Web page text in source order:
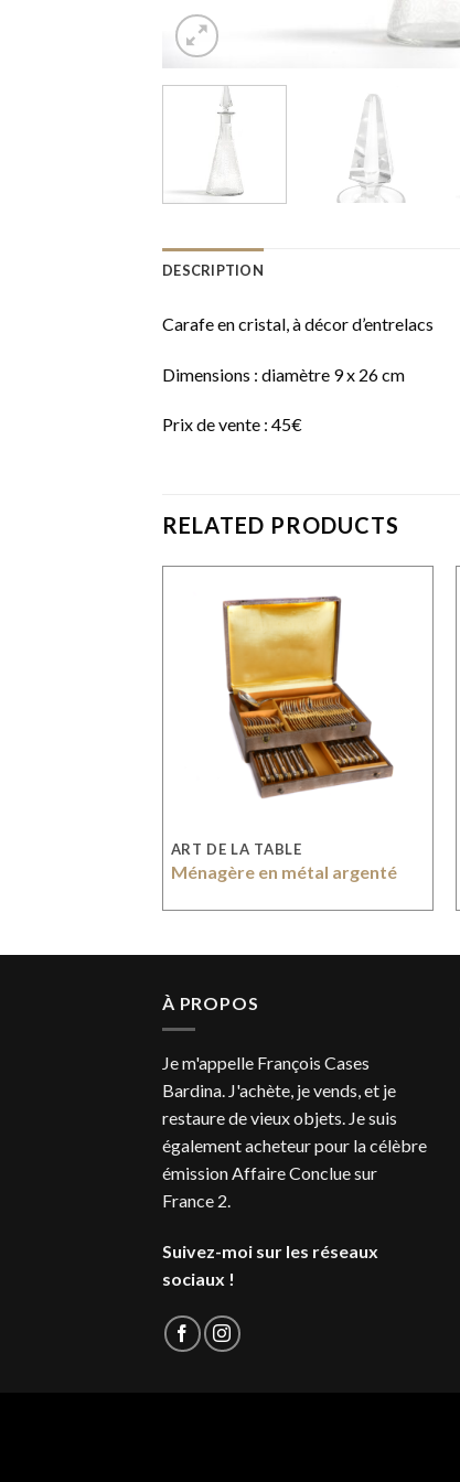
DESCRIPTION
Carafe en cristal, à décor d’entrelacs
Dimensions : diamètre 9 x 26 cm
Prix de vente : 45€
RELATED PRODUCTS
ART DE LA TABLE
Ménagère en métal argenté
À PROPOS
Je m'appelle François Cases
Bardina. J'achète, je vends, et je
restaure de vieux objets. Je suis
également acheteur pour la célèbre
émission Affaire Conclue sur
France 2.
Suivez-moi sur les réseaux
sociaux !